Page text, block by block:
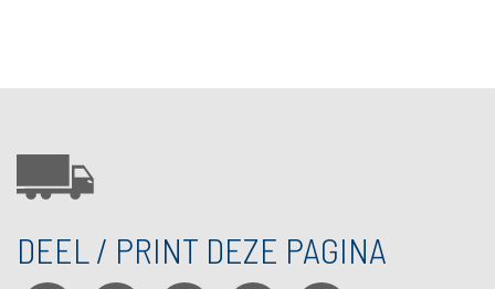
DEEL / PRINT DEZE PAGINA